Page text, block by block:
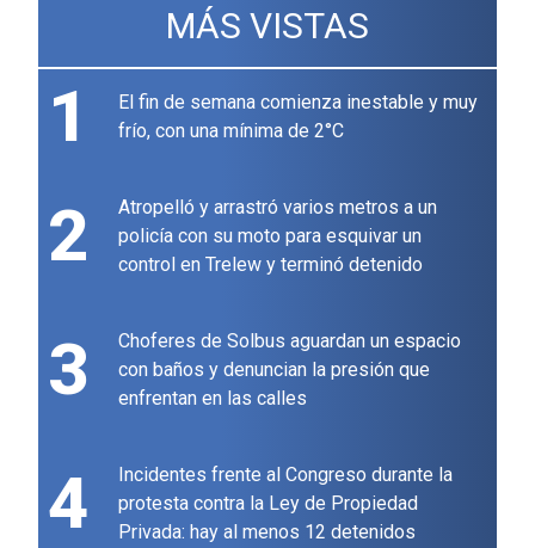
MÁS VISTAS
1
El fin de semana comienza inestable y muy
frío, con una mínima de 2°C
2
Atropelló y arrastró varios metros a un
policía con su moto para esquivar un
control en Trelew y terminó detenido
3
Choferes de Solbus aguardan un espacio
con baños y denuncian la presión que
enfrentan en las calles
4
Incidentes frente al Congreso durante la
protesta contra la Ley de Propiedad
Privada: hay al menos 12 detenidos